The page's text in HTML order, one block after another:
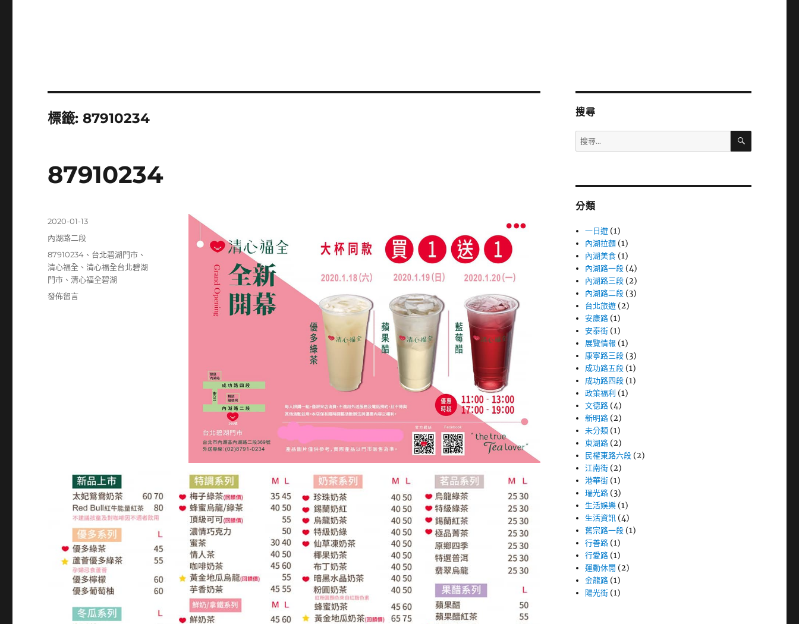
標籤:87910234
87910234
發
佈
期:
2020-01-13
分
內湖路二段
標
籤
87910234 、 台北碧湖門市 、
清心福全 、清心福全台北碧湖
門市 、清心福全碧湖
在
發佈留言
搜尋
搜
尋
字:
搜
分類
一日遊 (1)
內湖拉麵 (1)
內湖美食 (1)
內湖路一段 (4)
內湖路三段 (2)
內湖路二段 (3)
台北旅遊 (2)
安康路 (1)
安泰街 (1)
展覽情報 (1)
康寧路三段 (3)
成功路五段 (1)
成功路四段 (1)
政策福利 (1)
文德路 (4)
新明路 (2)
未分類 (1)
東湖路 (2)
民權東路六段 (2)
江南街 (2)
港華街 (1)
瑞光路 (3)
生活娛樂 (1)
生活資訊 (4)
舊宗路一段 (1)
行善路 (1)
行愛路 (1)
運動休閒 (2)
金龍路 (1)
陽光街 (1)